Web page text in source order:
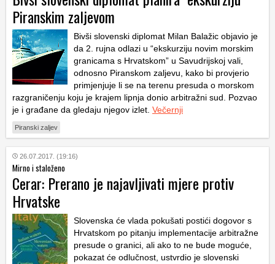
Piranskim zaljevom
Bivši slovenski diplomat Milan Balažic objavio je
da 2. rujna odlazi u “ekskurziju novim morskim
granicama s Hrvatskom” u Savudrijskoj vali,
odnosno Piranskom zaljevu, kako bi provjerio
primjenjuje li se na terenu presuda o morskom
razgraničenju koju je krajem lipnja donio arbitražni sud. Pozvao
je i građane da gledaju njegov izlet. Večernji
Piranski zaljev
26.07.2017. (19:16)
Mirno i staloženo
Cerar: Prerano je najavljivati mjere protiv
Hrvatske
Slovenska će vlada pokušati postići dogovor s
Hrvatskom po pitanju implementacije arbitražne
presude o granici, ali ako to ne bude moguće,
pokazat će odlučnost, ustvrdio je slovenski